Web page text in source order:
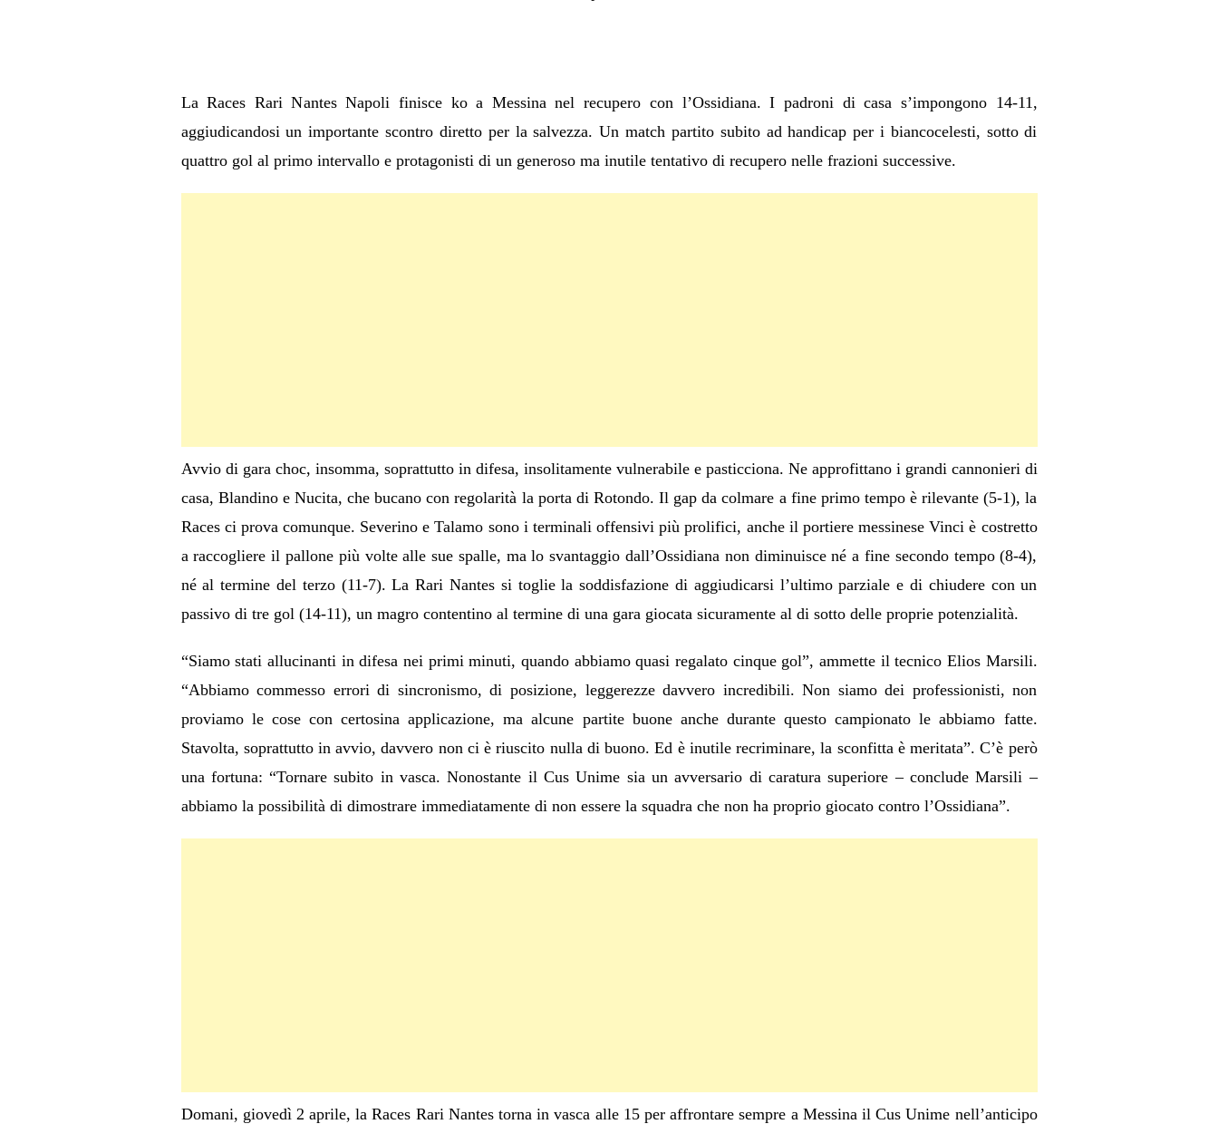
La Races Rari Nantes Napoli finisce ko a Messina nel recupero con l’Ossidiana. I padroni di casa s’impongono 14-11,
aggiudicandosi un importante scontro diretto per la salvezza. Un match partito subito ad handicap per i biancocelesti, sotto di
quattro gol al primo intervallo e protagonisti di un generoso ma inutile tentativo di recupero nelle frazioni successive.
Avvio di gara choc, insomma, soprattutto in difesa, insolitamente vulnerabile e pasticciona. Ne approfittano i grandi cannonieri di
casa, Blandino e Nucita, che bucano con regolarità la porta di Rotondo. Il gap da colmare a fine primo tempo è rilevante (5-1), la
Races ci prova comunque. Severino e Talamo sono i terminali offensivi più prolifici, anche il portiere messinese Vinci è costretto
a raccogliere il pallone più volte alle sue spalle, ma lo svantaggio dall’Ossidiana non diminuisce né a fine secondo tempo (8-4),
né al termine del terzo (11-7). La Rari Nantes si toglie la soddisfazione di aggiudicarsi l’ultimo parziale e di chiudere con un
passivo di tre gol (14-11), un magro contentino al termine di una gara giocata sicuramente al di sotto delle proprie potenzialità.
“Siamo stati allucinanti in difesa nei primi minuti, quando abbiamo quasi regalato cinque gol”, ammette il tecnico Elios Marsili.
“Abbiamo commesso errori di sincronismo, di posizione, leggerezze davvero incredibili. Non siamo dei professionisti, non
proviamo le cose con certosina applicazione, ma alcune partite buone anche durante questo campionato le abbiamo fatte.
Stavolta, soprattutto in avvio, davvero non ci è riuscito nulla di buono. Ed è inutile recriminare, la sconfitta è meritata”. C’è però
una fortuna: “Tornare subito in vasca. Nonostante il Cus Unime sia un avversario di caratura superiore – conclude Marsili –
abbiamo la possibilità di dimostrare immediatamente di non essere la squadra che non ha proprio giocato contro l’Ossidiana”.
Domani, giovedì 2 aprile, la Races Rari Nantes torna in vasca alle 15 per affrontare sempre a Messina il Cus Unime nell’anticipo